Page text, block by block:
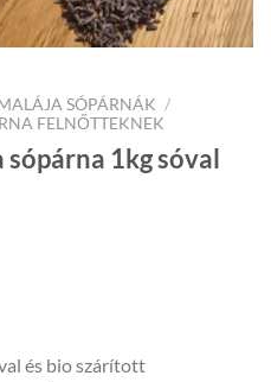
SÓPÁRNÁK /
FELNŐTTEKNEK
1kg sóval
és bio szárított